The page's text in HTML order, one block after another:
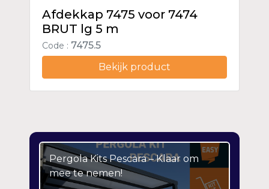
Afdekkap 7475 voor 7474
BRUT lg 5 m
Code : 7475.5
Bekijk product
Pergola Kits Pescara – Klaar om
mee te nemen!